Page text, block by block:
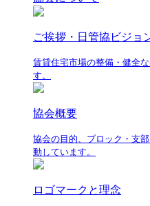
ご挨拶・日管協ビジョ
賃貸住宅市場の整備・健全
す。
協会概要
協会の目的、ブロック・支
動しています。
ロゴマークと理念